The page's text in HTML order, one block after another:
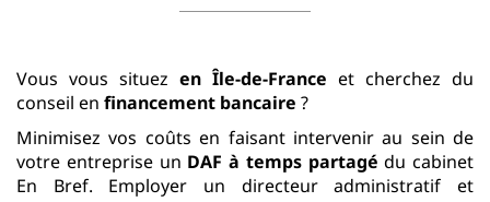
Vous vous situez en Île-de-France et cherchez du
conseil en financement bancaire ?
Minimisez vos coûts en faisant intervenir au sein de
votre entreprise un DAF à temps partagé du cabinet
En Bref. Employer un directeur administratif et